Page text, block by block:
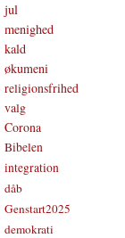
jul
menighed
kald
økumeni
religionsfrihed
valg
Corona
Bibelen
integration
dåb
Genstart2025
demokrati